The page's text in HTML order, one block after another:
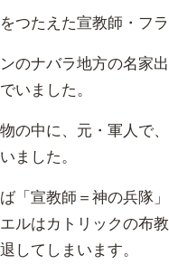
つたえた宣教師・フ
のナバラ地方の名家
いました。
の中に、元・軍人で
ました。
「宣教師＝神の兵隊
ルはカトリックの布
してしまいます。